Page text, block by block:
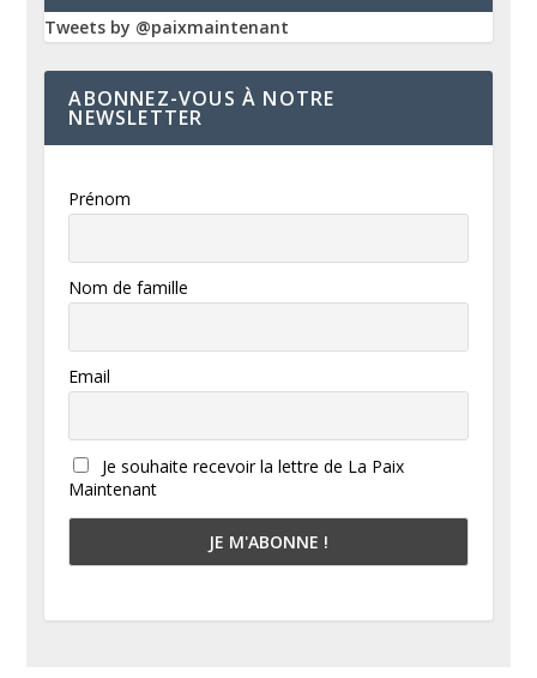
Tweets by @paixmaintenant
ABONNEZ-VOUS À NOTRE
NEWSLETTER
Prénom
Nom de famille
Email
Je souhaite recevoir la lettre de La Paix
Maintenant